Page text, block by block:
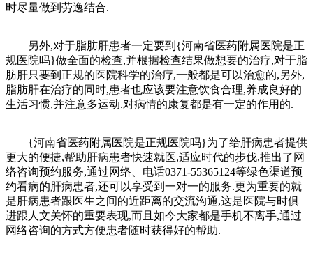
时尽量做到劳逸结合.
另外,对于脂肪肝患者一定要到{河南省医药附属医院是正
规医院吗}做全面的检查,并根据检查结果做想要的治疗,对于脂
肪肝只要到正规的医院科学的治疗,一般都是可以治愈的,另外,
脂肪肝在治疗的同时,患者也应该要注意饮食合理,养成良好的
生活习惯,并注意多运动.对病情的康复都是有一定的作用的.
{河南省医药附属医院是正规医院吗}为了给肝病患者提供
更大的便捷,帮助肝病患者快速就医,适应时代的步伐,推出了网
络咨询预约服务,通过网络、电话0371-55365124等绿色渠道预
约看病的肝病患者,还可以享受到一对一的服务.更为重要的就
是肝病患者跟医生之间的近距离的交流沟通,这是医院与时俱
进跟人文关怀的重要表现,而且如今大家都是手机不离手,通过
网络咨询的方式方便患者随时获得好的帮助.